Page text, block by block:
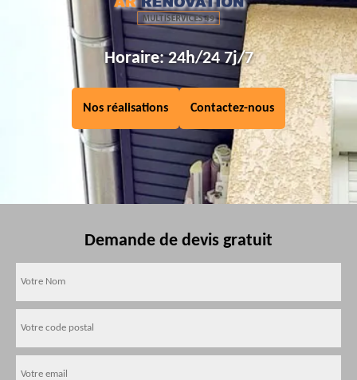
Horaire: 24h/24 7j/7
Nos réalisations Contactez-nous
Demande de devis gratuit